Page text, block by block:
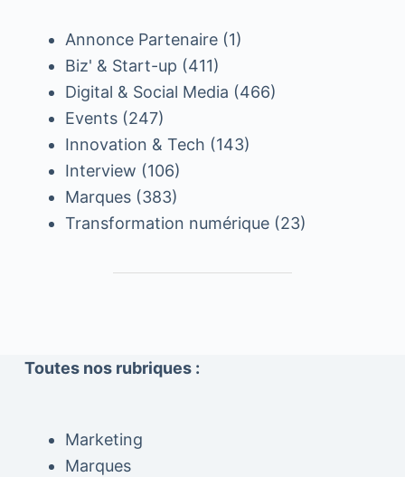
Annonce Partenaire(1)
Biz' & Start-up (411)
Digital & Social Media (466)
Events(247)
Innovation & Tech (143)
Interview (106)
Marques(383)
Transformation numérique(23)
Toutes nos rubriques :
Marketing
Marques